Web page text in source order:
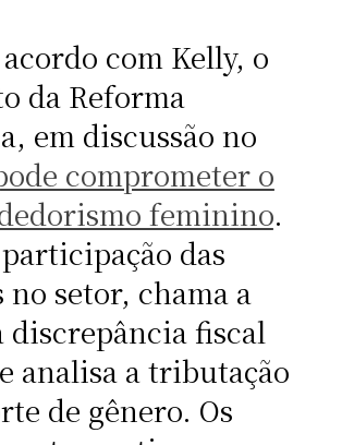
com Kelly, o
da Reforma
em discussão no
comprometer o
feminino.
das
setor, chama a
discrepância fiscal
analisa a tributação
de gênero. Os